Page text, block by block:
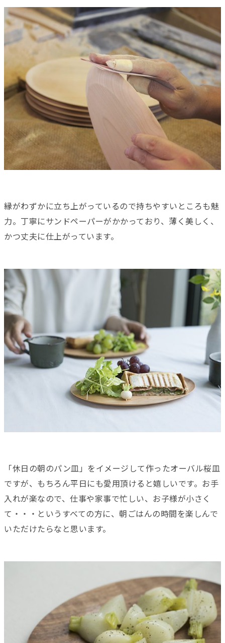
縁がわずかに立ち上がっているので持ちやすいところも魅
力。丁寧にサンドペーパーがかかっており、薄く美しく、
かつ丈夫に仕上がっています。
「休日の朝のパン皿」をイメージして作ったオーバル桜皿
ですが、もちろん平日にも愛用頂けると嬉しいです。お手
入れが楽なので、仕事や家事で忙しい、お子様が小さく
て・・・というすべての方に、朝ごはんの時間を楽しんで
いただけたらなと思います。